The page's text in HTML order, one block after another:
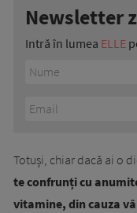
Newsletter
Intră în lumea ELLE
Totuși, chiar dacă ai o
te confrunți cu
vitamine, din cauza